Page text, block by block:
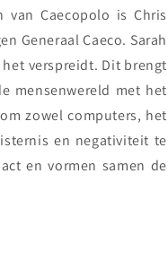
Caecopolo is Chris
Generaal Caeco. Sarah
verspreidt. Dit brengt
mensenwereld met het
zowel computers, het
en negativiteit te
en vormen samen de